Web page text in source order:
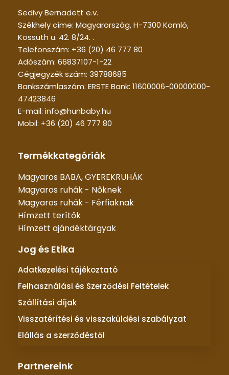
Sedivy Bernadett e.v.
Székhely címe: Magyarország, H-7300 Komló,
Kossuth u. 42. 8/24. .
Telefonszám: +36 (20) 46 777 80
Adószám: 66837107-1-22
Cégjegyzék szám: 39788685
Bankszámlaszám: ERSTE Bank: 11600006-00000000-
47423846
E-mail: info@hunbaby.hu
Mobil: +36 (20) 46 777 80
Termékkategóriák
Magyaros BABA, GYEREKRUHÁK
Magyaros ruhák - Nőknek
Magyaros ruhák - Férfiaknak
Hímzett terítők
Hímzett ajándéktárgyak
Jog és Etika
Adatkezelési tájékoztató
Felhasználási és Szerződési Feltételek
Szállítási díjak
Visszatérítési és visszaküldési szabályzat
Elállás a szerződéstől
Partnereink